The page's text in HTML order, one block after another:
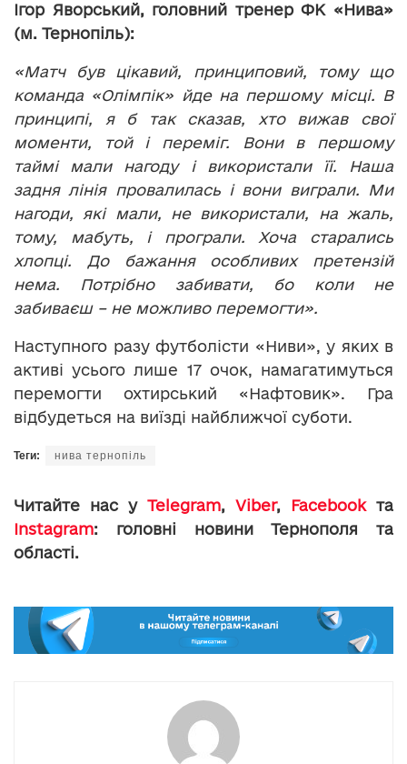
Ігор Яворський, головний тренер ФК «Нива»
(м. Тернопіль):
«Матч був цікавий, принциповий, тому що
команда «Олімпік» йде на першому місці. В
принципі, я б так сказав, хто вижав свої
моменти, той і переміг. Вони в першому
таймі мали нагоду і використали її. Наша
задня лінія провалилась і вони виграли. Ми
нагоди, які мали, не використали, на жаль,
тому, мабуть, і програли. Хоча старались
хлопці. До бажання особливих претензій
нема. Потрібно забивати, бо коли не
забиваєш – не можливо перемогти».
Наступного разу футболісти «Ниви», у яких в
активі усього лише 17 очок, намагатимуться
перемогти охтирський «Нафтовик». Гра
відбудеться на виїзді найближчої суботи.
Теги: нива тернопіль
Читайте нас у Telegram, Viber, Facebookта
Instagram: головні новини Тернополя та
області.